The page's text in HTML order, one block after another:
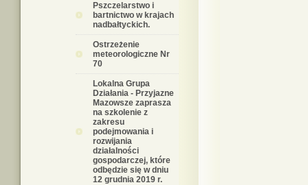
Pszczelarstwo i
bartnictwo w krajach
nadbałtyckich.
Ostrzeżenie
meteorologiczne Nr
70
Lokalna Grupa
Działania - Przyjazne
Mazowsze zaprasza
na szkolenie z
zakresu
podejmowania i
rozwijania
działalności
gospodarczej, które
odbędzie się w dniu
12 grudnia 2019 r.